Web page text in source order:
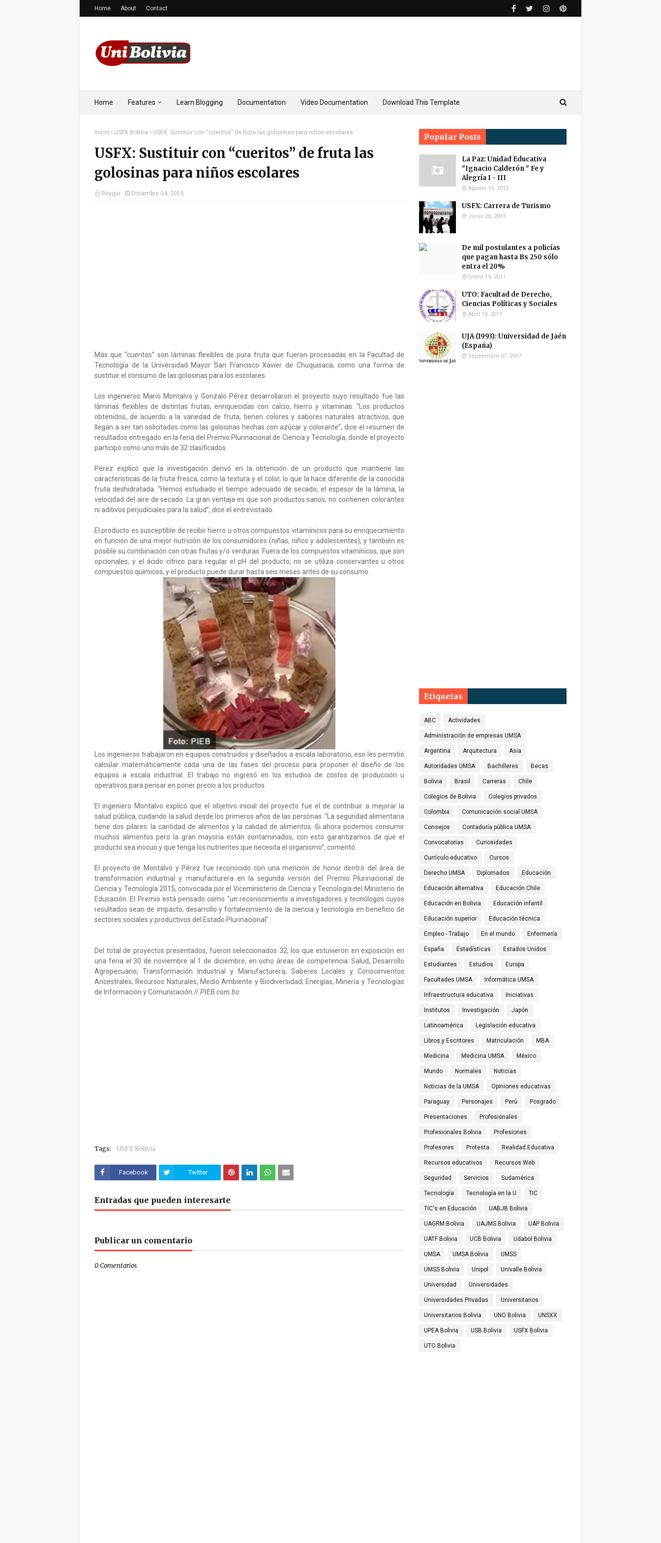
Home About Contact
Home Features Learn Blogging Documentation Video Documentation Download This Template
Inicio USFX Bolivia USFX: Sustituir con “cueritos” de fruta las golosinas para niños escolares
USFX: Sustituir con “cueritos” de fruta las
golosinas para niños escolares
Reyqui Diciembre 04, 2015
Más que “cueritos” son láminas flexibles de pura fruta que fueron procesadas en la Facultad de
Tecnología de la Universidad Mayor San Francisco Xavier de Chuquisaca, como una forma de
sustituir el consumo de las golosinas para los escolares.
Los ingenieros Mario Montalvo y Gonzalo Pérez desarrollaron el proyecto cuyo resultado fue las
láminas flexibles de distintas frutas, enriquecidas con calcio, hierro y vitaminas. “Los productos
obtenidos, de acuerdo a la variedad de fruta, tienen colores y sabores naturales atractivos, que
llegan a ser tan solicitados como las golosinas hechas con azúcar y colorante”, dice el resumen de
resultados entregado en la feria del Premio Plurinacional de Ciencia y Tecnología, donde el proyecto
participó como uno más de 32 clasificados.
Pérez explicó que la investigación derivó en la obtención de un producto que mantiene las
características de la fruta fresca, como la textura y el color, lo que la hace diferente de la conocida
fruta deshidratada. “Hemos estudiado el tiempo adecuado de secado, el espesor de la lámina, la
velocidad del aire de secado. La gran ventaja es que son productos sanos, no contienen colorantes
ni aditivos perjudiciales para la salud”, dice el entrevistado.
El producto es susceptible de recibir hierro u otros compuestos vitamínicos para su enriquecimiento
en función de una mejor nutrición de los consumidores (niñas, niños y adolescentes), y también es
posible su combinación con otras frutas y/o verduras. Fuera de los compuestos vitamínicos, que son
opcionales, y el ácido cítrico para regular el pH del producto, no se utiliza conservantes u otros
compuestos químicos, y el producto puede durar hasta seis meses antes de su consumo.
Los ingenieros trabajaron en equipos construidos y diseñados a escala laboratorio, eso les permitió
calcular matemáticamente cada una de las fases del proceso para proponer el diseño de los
equipos a escala industrial. El trabajo no ingresó en los estudios de costos de producción u
operativos para pensar en poner precio a los productos.
El ingeniero Montalvo explicó que el objetivo inicial del proyecto fue el de contribuir a mejorar la
salud pública, cuidando la salud desde los primeros años de las personas. “La seguridad alimentaria
tiene dos pilares: la cantidad de alimentos y la calidad de alimentos. Si ahora podemos consumir
muchos alimentos pero la gran mayoría están contaminados, con esto garantizamos de que el
producto sea inocuo y que tenga los nutrientes que necesita el organismo”, comentó.
El proyecto de Montalvo y Pérez fue reconocido con una mención de honor dentro del área de
transformación industrial y manufacturera en la segunda versión del Premio Plurinacional de
Ciencia y Tecnología 2015, convocada por el Viceministerio de Ciencia y Tecnología del Ministerio de
Educación. El Premio está pensado como "un reconocimiento a investigadores y tecnólogos cuyos
resultados sean de impacto, desarrollo y fortalecimiento de la ciencia y tecnología en beneficio de
sectores sociales y productivos del Estado Plurinacional".
Del total de proyectos presentados, fueron seleccionados 32, los que estuvieron en exposición en
una feria el 30 de noviembre al 1 de diciembre, en ocho áreas de competencia: Salud, Desarrollo
Agropecuario, Transformación Industrial y Manufacturera; Saberes Locales y Conocimientos
Ancestrales; Recursos Naturales, Medio Ambiente y Biodiversidad; Energías, Minería y Tecnologías
de Información y Comunicación.//PIEB.com.bo
Tags: USFX Bolivia
Facebook Twitter
Entradas que pueden interesarte
Publicar un comentario
0 Comentarios
Popular Posts
La Paz: Unidad Educativa
"Ignacio Calderón " Fe y
Alegría I - III
Agosto 15, 2012
USFX: Carrera de Turismo
Junio 20, 2013
De mil postulantes a policías
que pagan hasta Bs 250 sólo
entra el 20%
Enero 15, 2011
UTO: Facultad de Derecho,
Ciencias Políticas y Sociales
Abril 12, 2017
UJA (1993): Universidad de Jaén
(España)
Septiembre 07, 2017
Etiquetas
ABC Actividades
Administración de empresas UMSA
Argentina Arquitectura Asia
Autoridades UMSA Bachilleres Becas
Bolivia Brasil Carreras Chile
Colegios de Bolivia Colegios privados
Colombia Comunicación social UMSA
Consejos Contaduría pública UMSA
Convocatorias Curiosidades
Currículo educativo Cursos
Derecho UMSA Diplomados Educación
Educación alternativa Educación Chile
Educación en Bolivia Educación infantil
Educación superior Educación técnica
Empleo - Trabajo En el mundo Enfermería
España Estadísticas Estados Unidos
Estudiantes Estudios Europa
Facultades UMSA Informática UMSA
Infraestructura educativa Iniciativas
Institutos Investigación Japón
Latinoamérica Legislación educativa
Libros y Escritores Matriculación MBA
Medicina Medicina UMSA México
Mundo Normales Noticias
Noticias de la UMSA Opiniones educativas
Paraguay Personajes Perú Posgrado
Presentaciones Profesionales
Profesionales Bolivia Profesiones
Profesores Protesta Realidad Educativa
Recursos educativos Recursos Web
Seguridad Servicios Sudamérica
Tecnología Tecnología en la U TIC
TIC's en Educación UABJB Bolivia
UAGRM Bolivia UAJMS Bolivia UAP Bolivia
UATF Bolivia UCB Bolivia Udabol Bolivia
UMSA UMSA Bolivia UMSS
UMSS Bolivia Unipol Univalle Bolivia
Universidad Universidades
Universidades Privadas Universitarios
Universitarios Bolivia UNO Bolivia UNSXX
UPEA Bolivia USB Bolivia USFX Bolivia
UTO Bolivia